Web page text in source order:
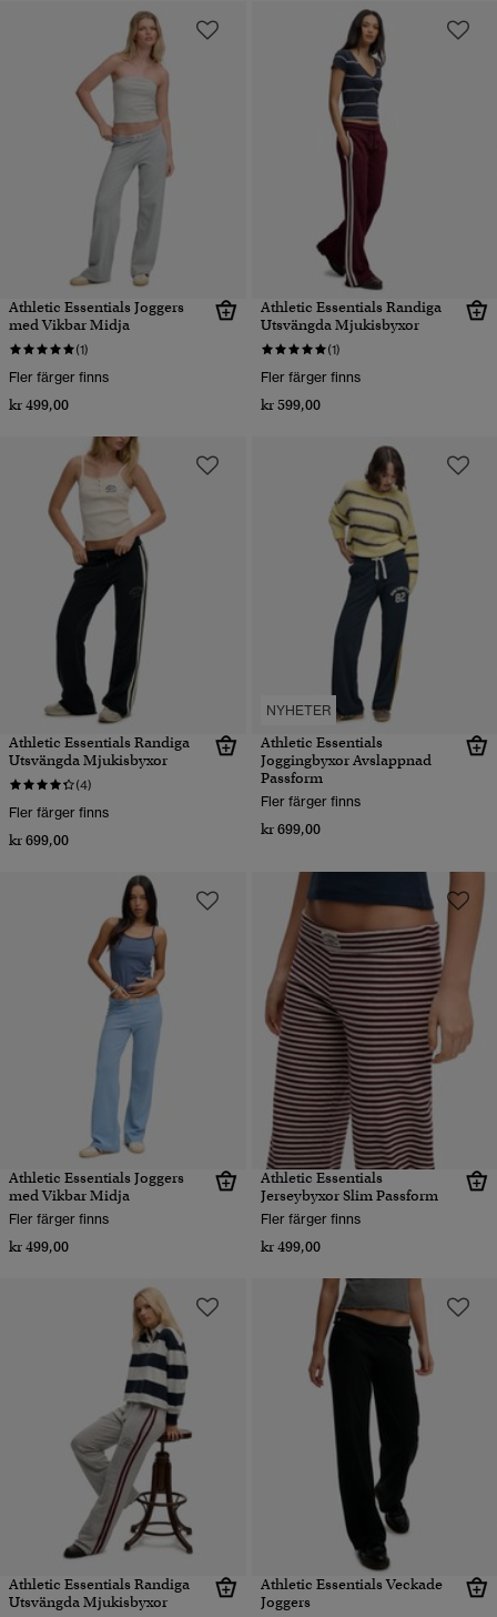
Athletic Essentials Joggers
med Vikbar Midja
(1)
Fler färger finns
kr 499,00
Athletic Essentials Randiga
Utsvängda Mjukisbyxor
(1)
Fler färger finns
kr 599,00
Athletic Essentials Randiga
Utsvängda Mjukisbyxor
(4)
Fler färger finns
kr 699,00
NYHETER
Athletic Essentials
Joggingbyxor Avslappnad
Passform
Fler färger finns
kr 699,00
Athletic Essentials Joggers
med Vikbar Midja
Fler färger finns
kr 499,00
Athletic Essentials
Jerseybyxor Slim Passform
Fler färger finns
kr 499,00
Athletic Essentials Randiga
Utsvängda Mjukisbyxor
Athletic Essentials Veckade
Joggers